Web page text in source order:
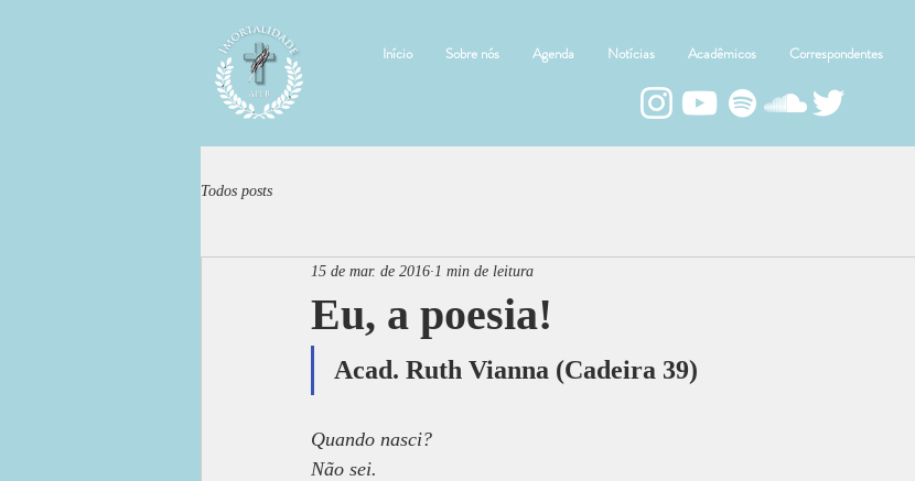
Início Sobre nós Agenda Notícias Acadêmicos Correspondentes
Todos posts
Eu, a poesia!
15 de mar. de 2016 1 min de leitura
Acad. Ruth Vianna (Cadeira 39)
Quando nasci?
Não sei.